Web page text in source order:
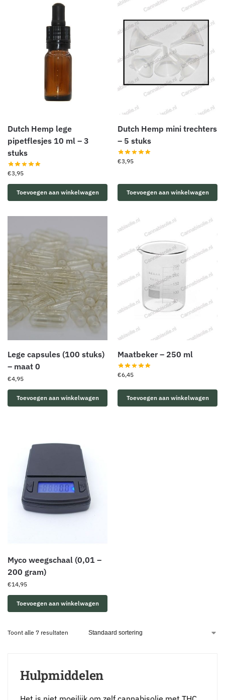
Dutch Hemp lege
pipetflesjes 10 ml – 3
stuks
€3,95
Toevoegen aan winkelwagen
Dutch Hemp mini trechters
– 5 stuks
€3,95
Toevoegen aan winkelwagen
Lege capsules (100 stuks)
– maat 0
€4,95
Toevoegen aan winkelwagen
Maatbeker – 250 ml
€6,45
Toevoegen aan winkelwagen
Myco weegschaal (0,01 –
200 gram)
€14,95
Toevoegen aan winkelwagen
Toont alle 7 resultaten
Hulpmiddelen